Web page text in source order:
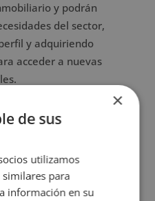
y podrán
del sector,
y adquiriendo
acceder a nuevas
×
de sus
utilizamos
para
información en su